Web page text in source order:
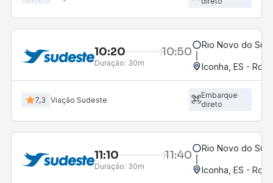
10:20 10:50
Duração: 30m
Rio Novo do Sul,
Iconha, ES -
7,3 Viação Sudeste
Embarque
direto
11:10 11:40
Duração: 30m
Rio Novo do Sul,
Iconha, ES -